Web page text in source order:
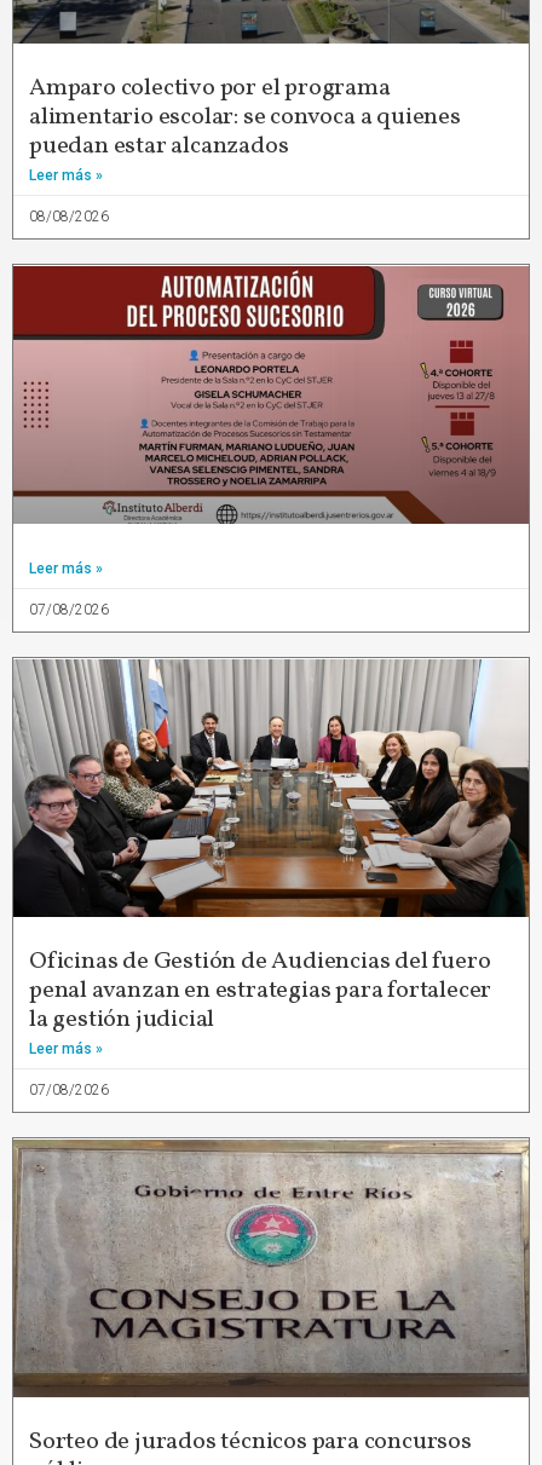
Amparo colectivo por el programa
alimentario escolar: se convoca a quienes
puedan estar alcanzados
Leer más »
08/08/2026
Leer más »
07/08/2026
Oficinas de Gestión de Audiencias del fuero
penal avanzan en estrategias para fortalecer
la gestión judicial
Leer más »
07/08/2026
Sorteo de jurados técnicos para concursos